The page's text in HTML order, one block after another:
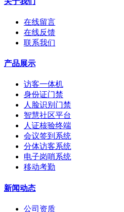
在线留言
在线反馈
联系我们
产品展示
访客一体机
身份证门禁
人脸识别门禁
智慧社区平台
人证核验终端
会议签到系统
分体访客系统
电子岗哨系统
移动考勤
新闻动态
公司资质